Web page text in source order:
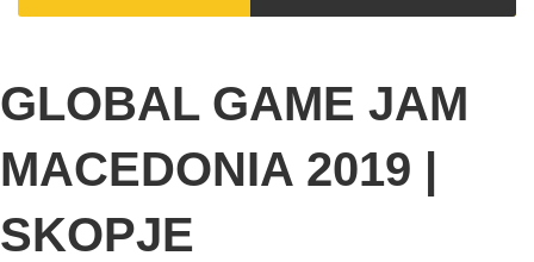
GLOBAL GAME JAM
MACEDONIA 2019 |
SKOPJE